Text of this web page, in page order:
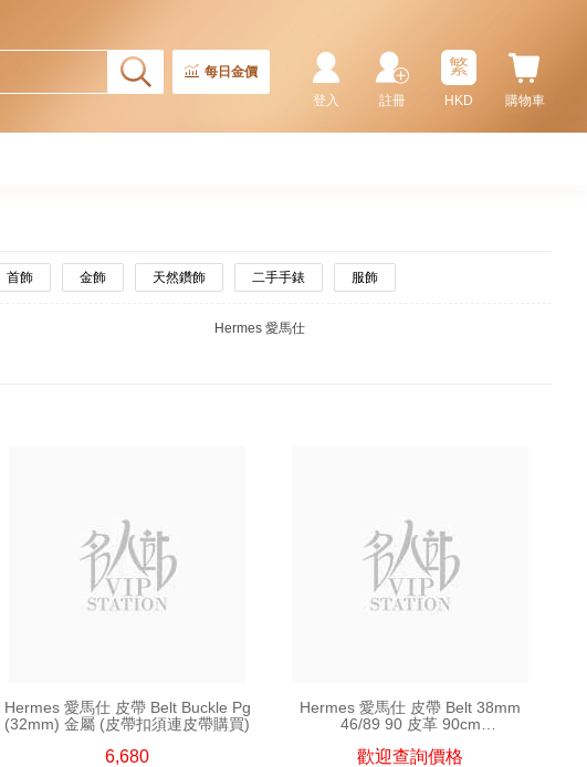
每日金價
購物車
繁
HKD
註冊
登入
首飾 金飾 天然鑽飾 二手手錶 服飾
Hermes 愛馬仕
Hermes 愛馬仕 皮帶 Belt Buckle Pg
(32mm) 金屬 (皮帶扣須連皮帶購買)
6,680
Hermes 愛馬仕 皮帶 Belt 38mm
46/89 90 皮革 90cm
歡迎查詢價格